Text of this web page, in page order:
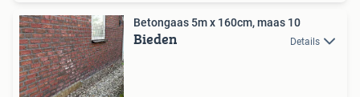
Betongaas 5m x 160cm, maas 10
Bieden Details